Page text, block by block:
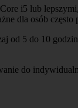
i5 lub
dla osób często
5 do 10
do